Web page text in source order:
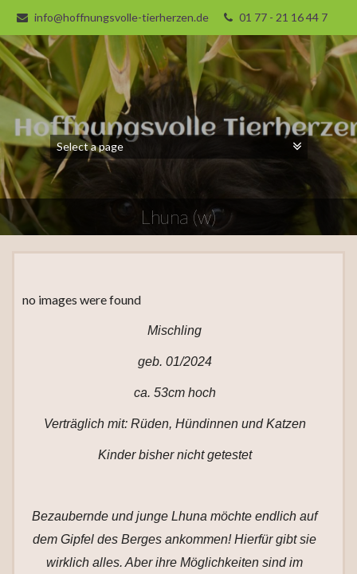
info@hoffnungsvolle-tierherzen.de 01 77 - 21 16 44 7
Lhuna (w)
no images were found
Mischling
geb. 01/2024
ca. 53cm hoch
Verträglich mit: Rüden, Hündinnen und Katzen
Kinder bisher nicht getestet
Bezaubernde und junge Lhuna möchte endlich auf
dem Gipfel des Berges ankommen! Hierfür gibt sie
wirklich alles. Aber ihre Möglichkeiten sind im